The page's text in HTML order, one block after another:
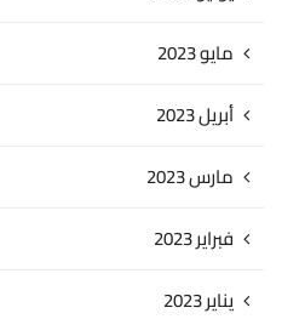
مايو 2023
أبريل 2023
مارس 2023
فبراير 2023
يناير 2023